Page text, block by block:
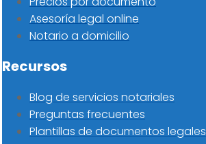
Asesoría legal online
Notario a domicilio
Recursos
Blog de servicios notariales
Preguntas frecuentes
Plantillas de documentos legales